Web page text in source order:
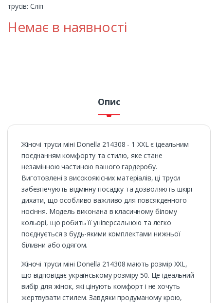
трусів: Сліп
Немає в наявності
Опис
Жіночі труси міні Donella 214308 - 1 XXL є ідеальним
поєднанням комфорту та стилю, яке стане
незамінною частиною вашого гардеробу.
Виготовлені з високоякісних матеріалів, ці труси
забезпечують відмінну посадку та дозволяють шкірі
дихати, що особливо важливо для повсякденного
носіння. Модель виконана в класичному білому
кольорі, що робить її універсальною та легко
поєднується з будь-якими комплектами нижньої
білизни або одягом.
Жіночі труси міні Donella 214308 мають розмір XXL,
що відповідає українському розміру 50. Це ідеальний
вибір для жінок, які цінують комфорт і не хочуть
жертвувати стилем. Завдяки продуманому крою,